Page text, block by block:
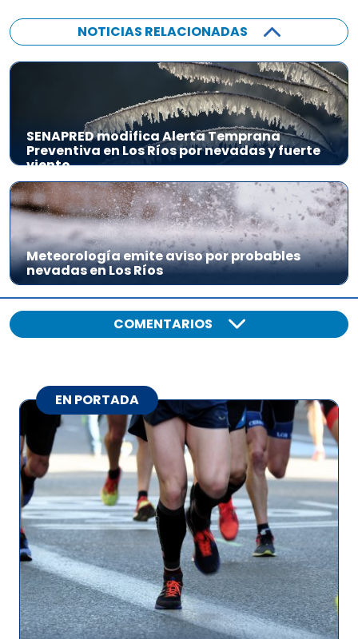
NOTICIAS RELACIONADAS
SENAPRED modifica Alerta Temprana
Preventiva en Los Ríos por nevadas y fuerte
viento
Meteorología emite aviso por probables
nevadas en Los Ríos
COMENTARIOS
EN PORTADA